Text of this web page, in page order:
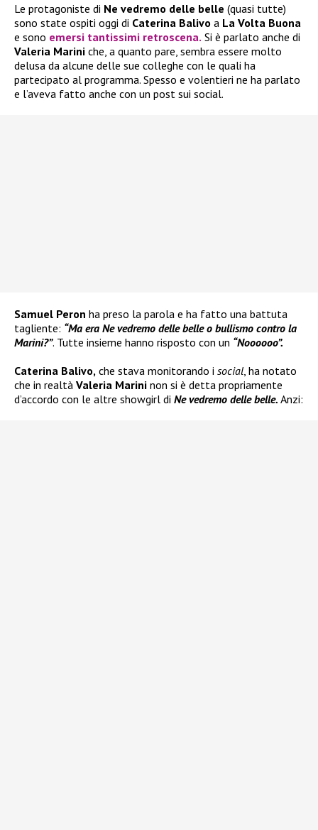
Le protagoniste di Ne vedremo delle belle (quasi tutte)
sono state ospiti oggi di Caterina Balivo a La Volta Buona
e sono emersi tantissimi retroscena. Si è parlato anche di
Valeria Marini che, a quanto pare, sembra essere molto
delusa da alcune delle sue colleghe con le quali ha
partecipato al programma. Spesso e volentieri ne ha parlato
e l’aveva fatto anche con un post sui social.
Samuel Peron ha preso la parola e ha fatto una battuta
tagliente: “Ma era Ne vedremo delle belle o bullismo contro la
Marini?”. Tutte insieme hanno risposto con un “Noooooo”.
Caterina Balivo, che stava monitorando i social , ha notato
che in realtà Valeria Marini non si è detta propriamente
d’accordo con le altre showgirl di Ne vedremo delle belle. Anzi: